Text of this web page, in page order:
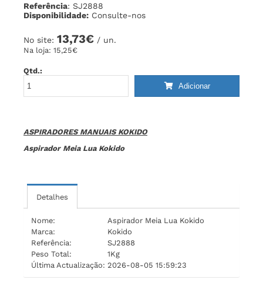
Referência: SJ2888
Disponibilidade: Consulte-nos
No site: 13,73€ / un.
Na loja: 15,25€
Qtd.:
Adicionar
ASPIRADORES MANUAIS KOKIDO
Aspirador Meia Lua Kokido
Detalhes
Nome:
Aspirador Meia Lua Kokido
Marca:
Kokido
Referência:
SJ2888
Peso Total:
1Kg
Última Actualização: 2026-08-05 15:59:23